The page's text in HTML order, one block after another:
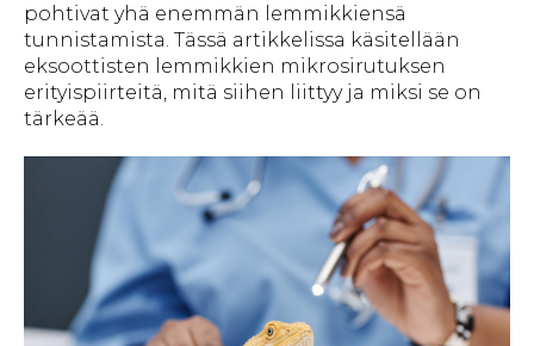
pohtivat yhä enemmän lemmikkiensä
tunnistamista. Tässä artikkelissa käsitellään
eksoottisten lemmikkien mikrosirutuksen
erityispiirteitä, mitä siihen liittyy ja miksi se on
tärkeää.